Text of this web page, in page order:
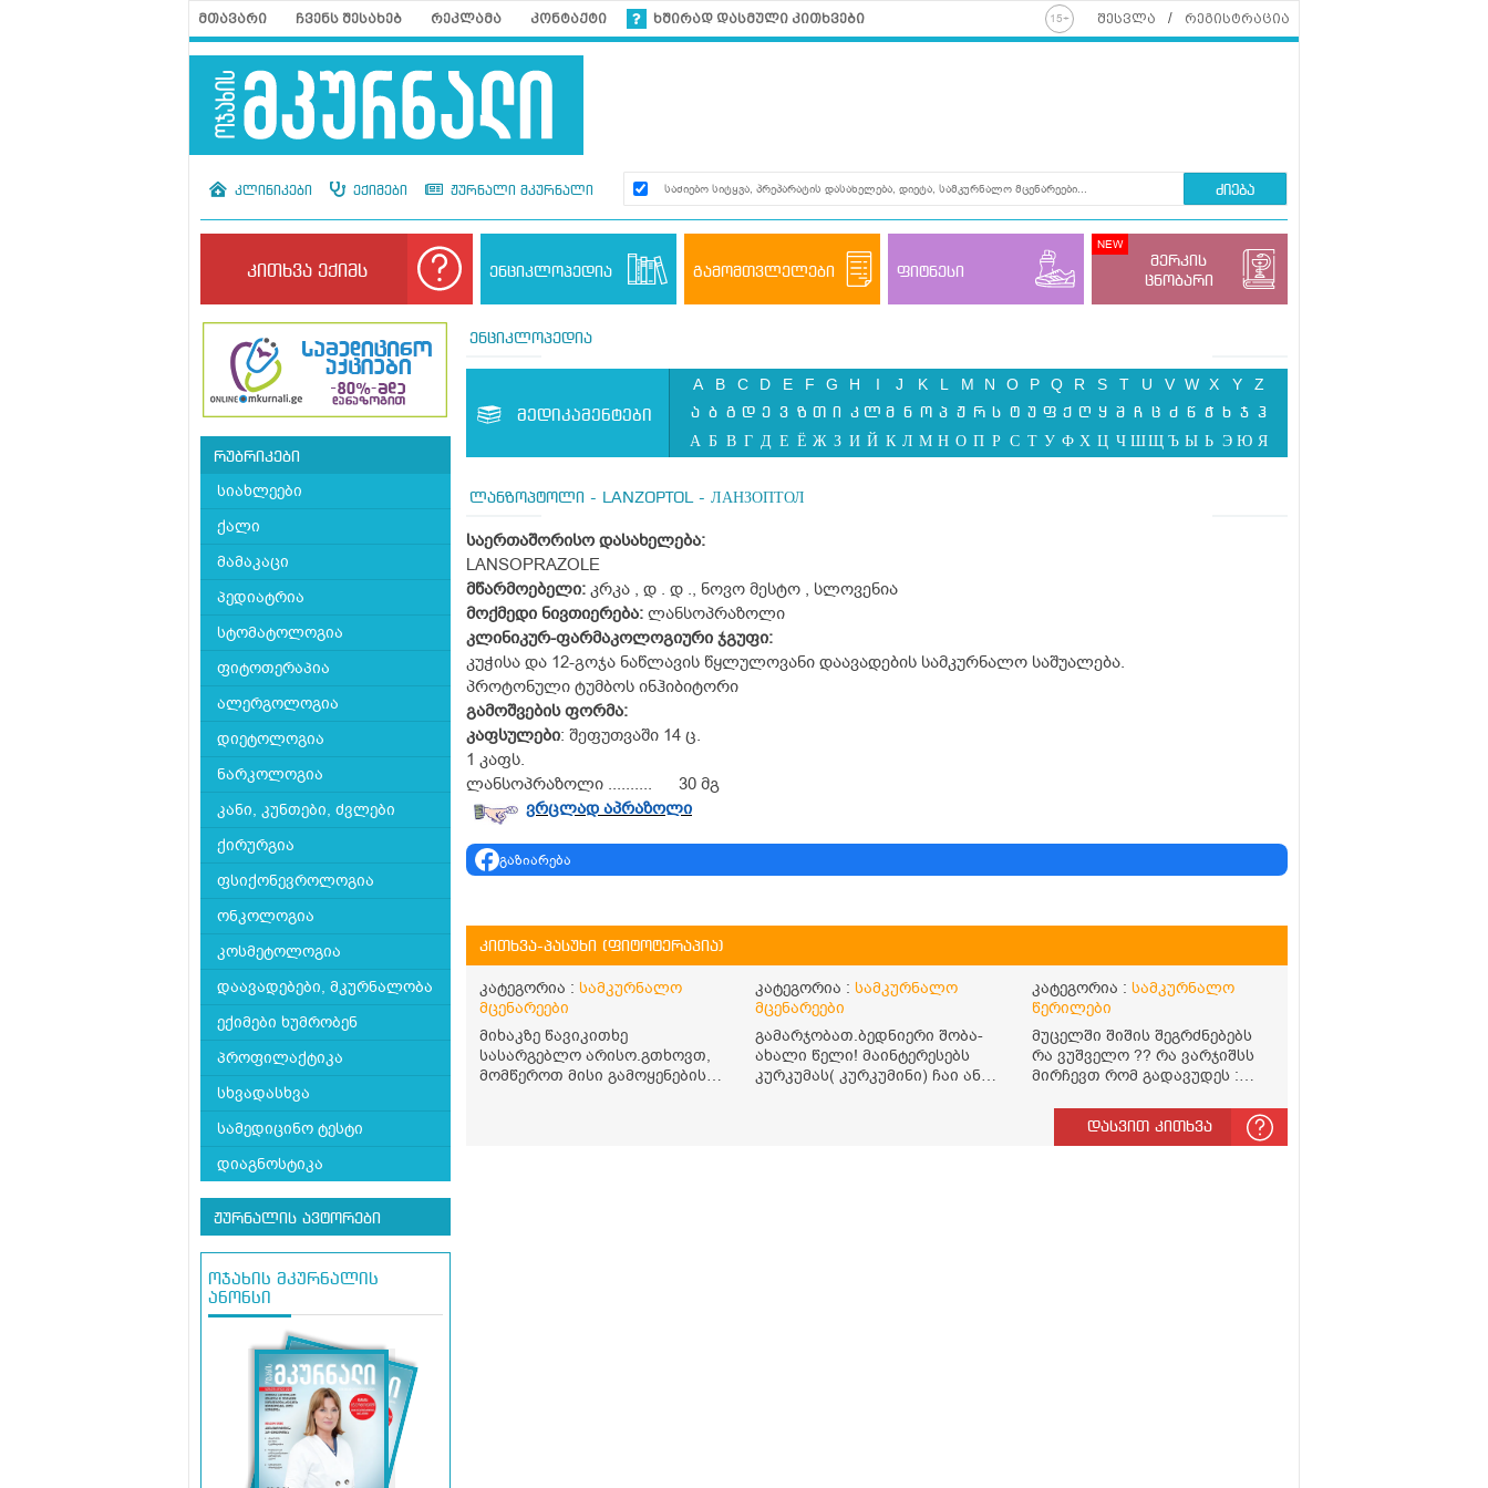
მთავარი ჩვენს შესახებ რეკლამა კონტაქტი ხშირად დასმული კითხვები შესვლა რეგისტრაცია
კლინიკები ექიმები ჟურნალი მკურნალი ძიება
კითხვა ექიმს ენციკლოპედია გამომთვლელები ფიტნესი
მერკის
ცნობარი
რუბრიკები
სიახლეები
ქალი
მამაკაცი
პედიატრია
სტომატოლოგია
ფიტოთერაპია
ალერგოლოგია
დიეტოლოგია
ნარკოლოგია
კანი, კუნთები, ძვლები
ქირურგია
ფსიქონევროლოგია
ონკოლოგია
კოსმეტოლოგია
დაავადებები, მკურნალობა
ექიმები ხუმრობენ
პროფილაქტიკა
სხვადასხვა
სამედიცინო ტესტი
დიაგნოსტიკა
ჟურნალის ავტორები
ოჯახის მკურნალის
ანონსი
ენციკლოპედია
მედიკამენტები
A B C D E F G H I J K L M N O P Q R S T U V W X Y Z
ა ბ გ დ ე ვ ზ თ ი კ ლ მ ნ ო პ ჟ რ ს ტ უ ფ ქ ღ ყ შ ჩ ც ძ წ ჭ ხ ჯ ჰ
А Б В Г Д Е Ё Ж З И Й К Л М Н О П Р С Т У Ф Х Ц Ч ШЩ Ъ Ы Ь Э Ю Я
ლანზოპტოლი - LANZOPTOL - ЛАНЗОПТОЛ
საერთაშორისო დასახელება:
LANSOPRAZOLE
მწარმოებელი: კრკა , დ . დ ., ნოვო მესტო , სლოვენია
მოქმედი ნივთიერება: ლანსოპრაზოლი
კლინიკურ-ფარმაკოლოგიური ჯგუფი:
კუჭისა და 12-გოჯა ნაწლავის წყლულოვანი დაავადების სამკურნალო საშუალება.
პროტონული ტუმბოს ინჰიბიტორი
გამოშვების ფორმა:
კაფსულები: შეფუთვაში 14 ც.
1 კაფს.
ლანსოპრაზოლი .......... 30 მგ
ვრცლად აპრაზოლი
გაზიარება
კითხვა-პასუხი (ფიტოტერაპია)
კატეგორია : სამკურნალო
მცენარეები
მიხაკზე წავიკითხე
სასარგებლო არისო.გთხოვთ,
მომწეროთ მისი გამოყენების
კატეგორია :სამკურნალო
მცენარეები
გამარჯობათ.ბედნიერი შობა-
ახალი წელი! მაინტერესებს
კურკუმას( კურკუმინი) ჩაი ან
კატეგორია : სამკურნალო
წერილები
მუცელში შიშის შეგრძნებებს
რა ვუშველო ?? რა ვარჯიშსს
მირჩევთ რომ გადავუდეს :
დასვით კითხვა